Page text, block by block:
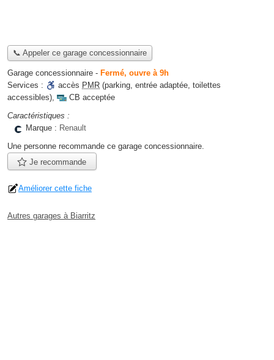
📞 Appeler ce garage concessionnaire
Garage concessionnaire - Fermé, ouvre à 9h
Services :
accès PMR (parking, entrée adaptée, toilettes
accessibles),
CB acceptée
Caractéristiques :
Marque : Renault
Une personne recommande ce garage concessionnaire.
Je recommande
Améliorer cette fiche
Autres garages à Biarritz